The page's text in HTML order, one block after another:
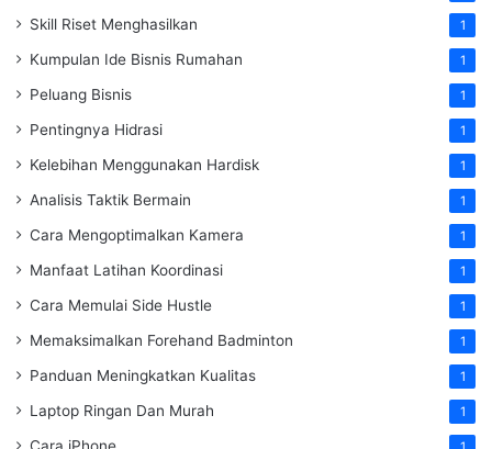
Skill Riset Menghasilkan 1
Kumpulan Ide Bisnis Rumahan 1
Peluang Bisnis 1
Pentingnya Hidrasi 1
Kelebihan Menggunakan Hardisk 1
Analisis Taktik Bermain 1
Cara Mengoptimalkan Kamera 1
Manfaat Latihan Koordinasi 1
Cara Memulai Side Hustle 1
Memaksimalkan Forehand Badminton 1
Panduan Meningkatkan Kualitas 1
Laptop Ringan Dan Murah 1